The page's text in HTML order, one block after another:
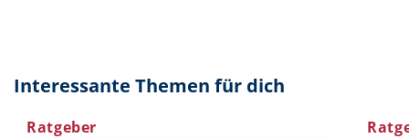
Interessante Themen für dich
Ratgeber